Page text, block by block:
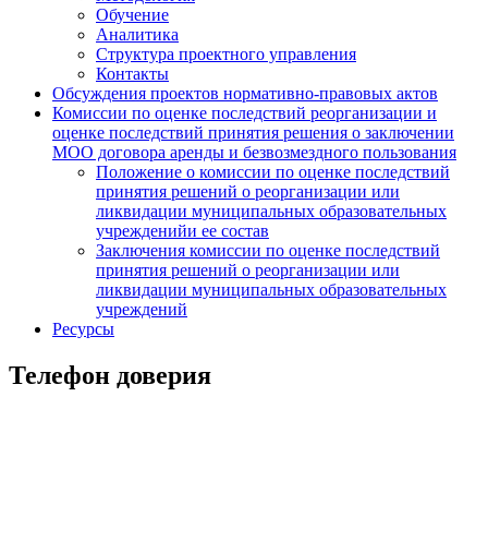
Обучение
Аналитика
Структура проектного управления
Контакты
Обсуждения проектов нормативно-правовых актов
Комиссии по оценке последствий реорганизации и
оценке последствий принятия решения о заключении
МОО договора аренды и безвозмездного пользования
Положение о комиссии по оценке последствий
принятия решений о реорганизации или
ликвидации муниципальных образовательных
учрежденийи ее состав
Заключения комиссии по оценке последствий
принятия решений о реорганизации или
ликвидации муниципальных образовательных
учреждений
Ресурсы
Телефон доверия